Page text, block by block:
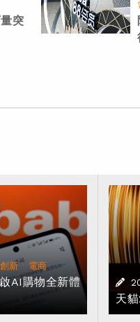
突
新· 電商
AI購物全新體
天